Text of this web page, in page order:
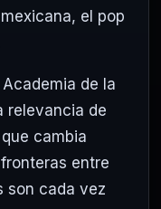
el pop
de la
relevancia de
cambia
entre
son cada vez